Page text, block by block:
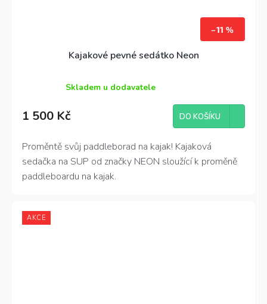
–11 %
Kajakové pevné sedátko Neon
Průměrné
hodnocení
produktu
z
5
Skladem u dodavatele
1 500 Kč DO KOŠÍKU
Proměntě svůj paddleborad na kajak! Kajaková
sedačka na SUP od značky NEON sloužící k proměně
paddleboardu na kajak.
AKCE